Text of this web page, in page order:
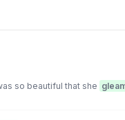
so beautiful that she